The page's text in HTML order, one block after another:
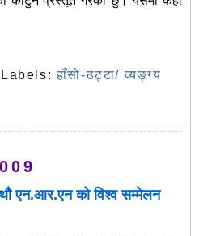
Labels:हाँसो-ठट्टा/ व्यङ्ग्य
एन.आर.एन को विश्व सम्मेलन